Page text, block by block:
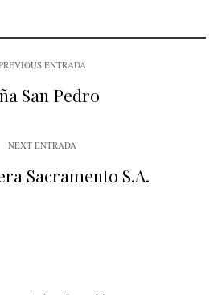
ENTRADA
San Pedro
NEXT ENTRADA
Sacramento S.A.